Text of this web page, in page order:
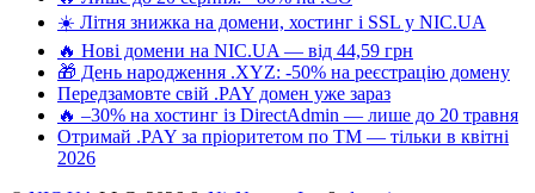
☀️ Літня знижка на домени, хостинг і SSL у NIC.UA
🔥 Нові домени на NIC.UA — від 44,59 грн
🎁 День народження .XYZ: -50% на реєстрацію домену
Передзамовте свій .PAY домен уже зараз
🔥 –30% на хостинг із DirectAdmin — лише до 20 травня
Отримай .PAY за пріоритетом по ТМ — тільки в квітні
2026